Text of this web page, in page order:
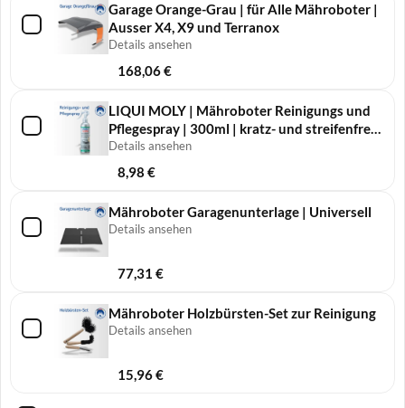
Garage Orange-Grau | für Alle Mähroboter |
Ausser X4, X9 und Terranox
Details ansehen
168,06€
LIQUI MOLY | Mähro­boter Reini­gungs und
Pfle­ge­spray | 300ml | kratz- und streifenfreie
Reinigung
Details ansehen
8,98 €
Mähroboter Garagenunterlage | Universell
Details ansehen
77,31 €
Mähroboter Holzbürsten-Set zur Reinigung
Details ansehen
15,96€